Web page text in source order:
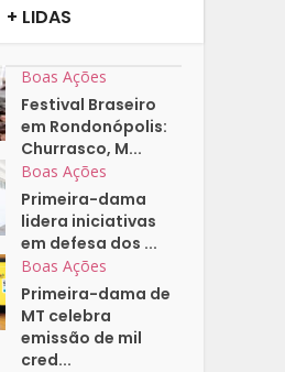
+ LIDAS
Boas Ações
Festival Braseiro
em Rondonópolis:
Churrasco, M...
Boas Ações
Primeira-dama
lidera iniciativas
em defesa dos ...
Boas Ações
Primeira-dama de
MT celebra
emissão de mil
cred...